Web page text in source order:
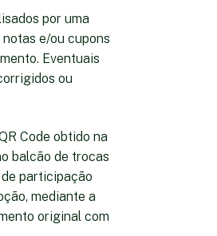
por uma
e/ou cupons
Eventuais
ou
Code obtido na
balcão de trocas
participação
mediante a
original com